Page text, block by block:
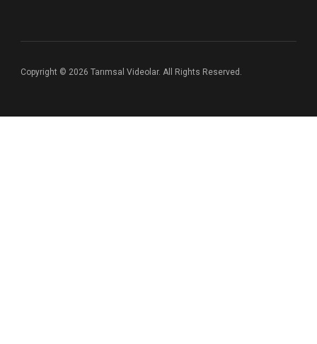
Copyright © 2026 Tarımsal Videolar. All Rights Reserved.